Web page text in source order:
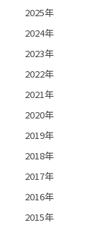
2025年
2024年
2023年
2022年
2021年
2020年
2019年
2018年
2017年
2016年
2015年